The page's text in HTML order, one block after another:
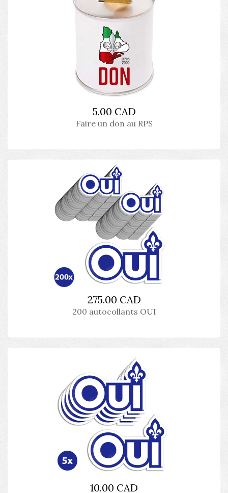
5.00 CAD
Faire un don au RPS
275.00 CAD
200 autocollants OUI
10.00 CAD